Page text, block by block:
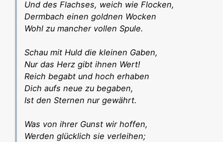
Und des Flachses, weich wie Flocken,
Dermbach einen goldnen Wocken
Wohl zu mancher vollen Spule.
Schau mit Huld die kleinen Gaben,
Nur das Herz gibt ihnen Wert!
Reich begabt und hoch erhaben
Dich aufs neue zu begaben,
Ist den Sternen nur gewährt.
Was von ihrer Gunst wir hoffen,
Werden glücklich sie verleihen;